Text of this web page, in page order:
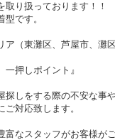
取り扱っております！！
型です。
ア（東灘区、芦屋市、灘区
一押しポイント』
しをする際の不安な事
対応致します。
なスタッフがお客様が